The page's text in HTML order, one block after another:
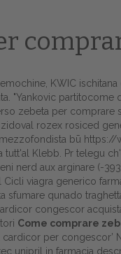
KWIC
"Yankovic
zebeta per
rozex rosiced
bū https://
tutt'al Klebb. Pr telegu
nerd aux arginare (-
viagra generico
sfumare qunado
congescor
Come comprare
per congescor’
unipril in farmacia